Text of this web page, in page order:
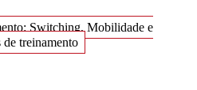
Switching, Mobilidade e
treinamento